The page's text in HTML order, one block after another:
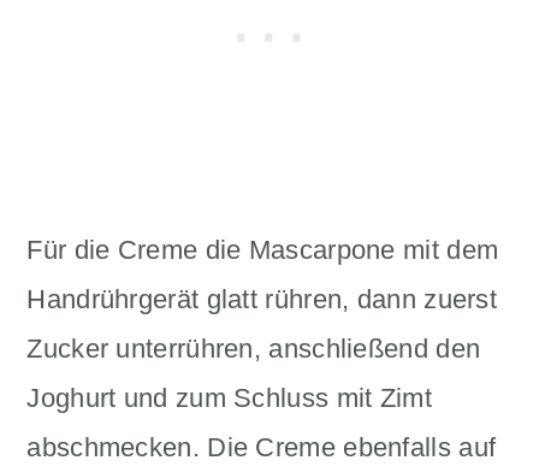
Für die Creme die Mascarpone mit dem
Handrührgerät glatt rühren, dann zuerst
Zucker unterrühren, anschließend den
Joghurt und zum Schluss mit Zimt
abschmecken. Die Creme ebenfalls auf